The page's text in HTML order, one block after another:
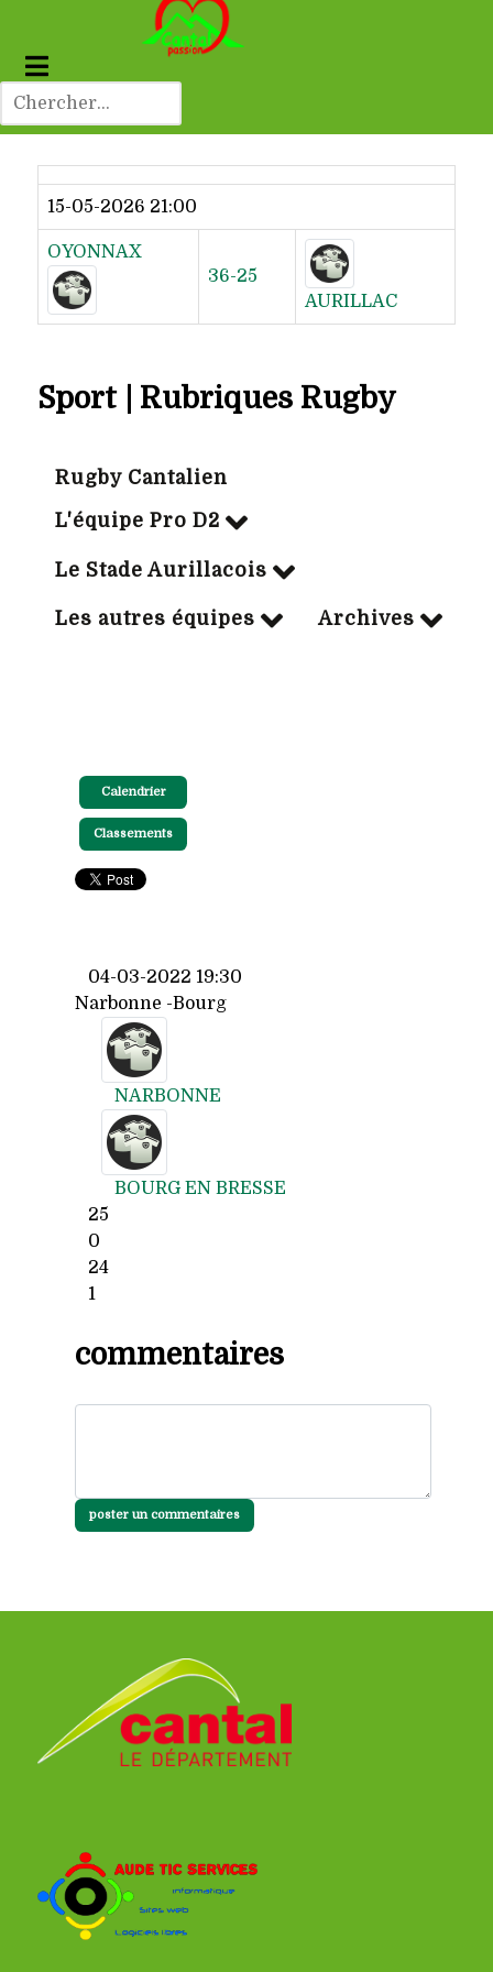
Dernier résultat
15-05-2026 21:00
OYONNAX
36-25
AURILLAC
Sport | Rubriques Rugby
Rugby Cantalien
L'équipe Pro D2
Le Stade Aurillacois
Les autres équipes Archives
Calendrier
Classements
04-03-2022 19:30
Narbonne -Bourg
NARBONNE
BOURG EN BRESSE
25
0
24
1
commentaires
poster un commentaires